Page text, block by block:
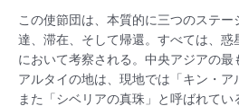
ー
この使節団は、本質的に三つのステ
達、滞在、そして帰還。すべては、
において考察される。中央アジアの最
アルタイの地は、現地では「キン・ア
また「シベリアの真珠」と呼ばれて